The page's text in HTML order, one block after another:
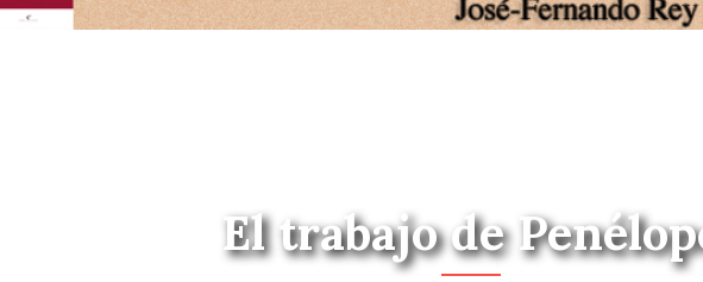
El trabajo de